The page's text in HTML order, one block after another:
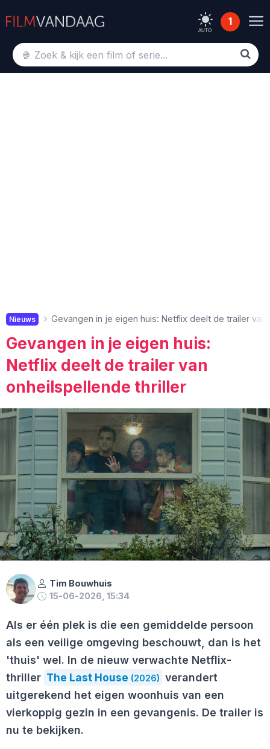
AUTO
1
Nieuws Gevangen in je eigen huis: Netflix deelt de trailer
Gevangen in je eigen huis:
Netflix deelt de trailer van
onheilspellende thriller
Tim Bouwhuis
15-06-2026, 15:34
Als er één plek is die een gemiddelde persoon
als een veilige omgeving beschouwt, dan is het
'thuis' wel. In de nieuw verwachte Netflix-
thriller The Last House (2026) verandert
uitgerekend het eigen woonhuis van een
vierkoppig gezin in een gevangenis. De trailer is
nu te bekijken.